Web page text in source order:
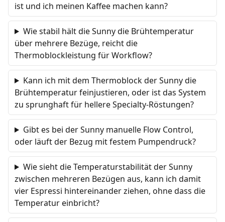
ist und ich meinen Kaffee machen kann?
Wie stabil hält die Sunny die Brühtemperatur
über mehrere Bezüge, reicht die
Thermoblockleistung für Workflow?
Kann ich mit dem Thermoblock der Sunny die
Brühtemperatur feinjustieren, oder ist das System
zu sprunghaft für hellere Specialty-Röstungen?
Gibt es bei der Sunny manuelle Flow Control,
oder läuft der Bezug mit festem Pumpendruck?
Wie sieht die Temperaturstabilität der Sunny
zwischen mehreren Bezügen aus, kann ich damit
vier Espressi hintereinander ziehen, ohne dass die
Temperatur einbricht?